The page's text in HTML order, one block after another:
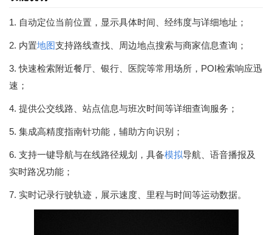
1. 自动定位当前位置，显示具体时间、经纬度与详细地址；
2. 内置地图支持路线查找、周边地点搜索与商家信息查询；
3. 快速检索附近餐厅、银行、医院等常用场所，POI检索响应迅
速；
4. 提供公交线路、站点信息与班次时间等详细查询服务；
5. 集成高精度指南针功能，辅助方向识别；
6. 支持一键导航与在线路径规划，具备模拟导航、语音播报及
实时路况功能；
7. 实时记录行驶轨迹，展示速度、里程与时间等运动数据。